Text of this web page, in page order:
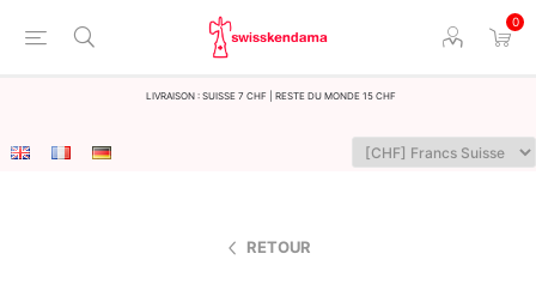
0
LIvraison : Suisse 7 CHF | Reste du monde 15 CHF
RETOUR